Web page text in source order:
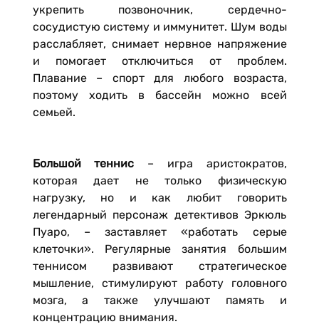
укрепить позвоночник, сердечно-
сосудистую систему и иммунитет. Шум воды
расслабляет, снимает нервное напряжение
и помогает отключиться от проблем.
Плавание – спорт для любого возраста,
поэтому ходить в бассейн можно всей
семьей.
Большой теннис – игра аристократов,
которая дает не только физическую
нагрузку, но и как любит говорить
легендарный персонаж детективов Эркюль
Пуаро, – заставляет «работать серые
клеточки». Регулярные занятия большим
теннисом развивают стратегическое
мышление, стимулируют работу головного
мозга, а также улучшают память и
концентрацию внимания.